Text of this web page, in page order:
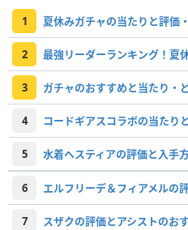
1 夏休みガチャの当たりと評価
2 最強リーダーランキング！夏
3 ガチャのおすすめと当たり・
4 コードギアスコラボの当たり
5 水着ヘスティアの評価と入手
6 エルフリーデ＆フィアメルの
7 スザクの評価とアシストのお